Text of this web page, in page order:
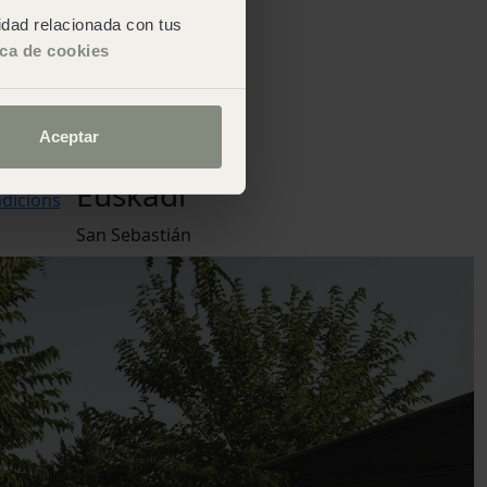
relacionada con tus
de cookies
Aceptar
,
·
Cala Montgó
Pedraforca
Comunitat
Valenciana
Jávea
Euskadi
San Sebastián